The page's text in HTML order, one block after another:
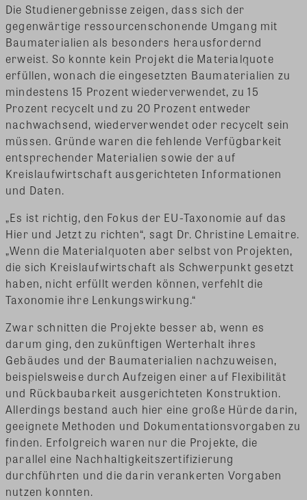
Die Studienergebnisse zeigen, dass sich der
gegenwärtige ressourcenschonende Umgang mit
Baumaterialien als besonders herausfordernd
erweist. So konnte kein Projekt die Materialquote
erfüllen, wonach die eingesetzten Baumaterialien zu
mindestens 15 Prozent wiederverwendet, zu 15
Prozent recycelt und zu 20 Prozent entweder
nachwachsend, wiederverwendet oder recycelt sein
müssen. Gründe waren die fehlende Verfügbarkeit
entsprechender Materialien sowie der auf
Kreislaufwirtschaft ausgerichteten Informationen
und Daten.
„Es ist richtig, den Fokus der EU-Taxonomie auf das
Hier und Jetzt zu richten“, sagt Dr. Christine Lemaitre.
„Wenn die Materialquoten aber selbst von Projekten,
die sich Kreislaufwirtschaft als Schwerpunkt gesetzt
haben, nicht erfüllt werden können, verfehlt die
Taxonomie ihre Lenkungswirkung.“
Zwar schnitten die Projekte besser ab, wenn es
darum ging, den zukünftigen Werterhalt ihres
Gebäudes und der Baumaterialien nachzuweisen,
beispielsweise durch Aufzeigen einer auf Flexibilität
und Rückbaubarkeit ausgerichteten Konstruktion.
Allerdings bestand auch hier eine große Hürde darin,
geeignete Methoden und Dokumentationsvorgaben zu
finden. Erfolgreich waren nur die Projekte, die
parallel eine Nachhaltigkeitszertifizierung
durchführten und die darin verankerten Vorgaben
nutzen konnten.